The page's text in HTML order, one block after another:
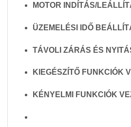
MOTOR INDÍTÁS/
ÜZEMELÉSI IDŐ
TÁVOLI ZÁRÁS ÉS
KIEGÉSZÍTŐ FUNKCIÓK
KÉNYELMI FUNKCIÓK